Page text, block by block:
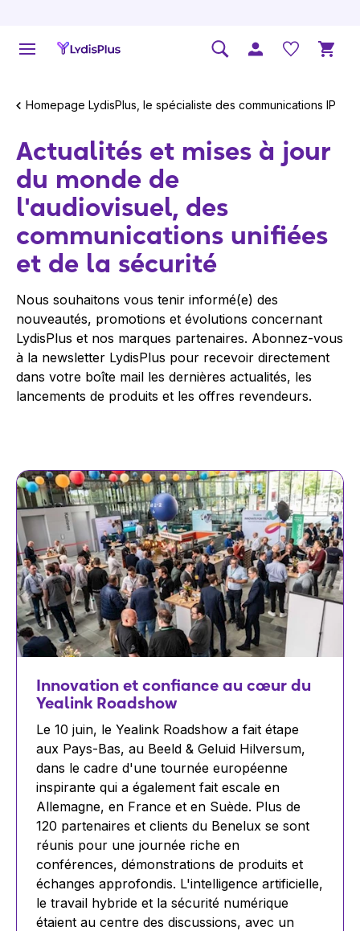
Homepage LydisPlus, le spécialiste des communications IP
Actualités et mises à jour
du monde de
l'audiovisuel, des
communications unifiées
et de la sécurité
Nous souhaitons vous tenir informé(e) des
nouveautés, promotions et évolutions concernant
LydisPlus et nos marques partenaires. Abonnez-vous
à la newsletter LydisPlus pour recevoir directement
dans votre boîte mail les dernières actualités, les
lancements de produits et les offres revendeurs.
Innovation et confiance au cœur du
Yealink Roadshow
Le 10 juin, le Yealink Roadshow a fait étape
aux Pays-Bas, au Beeld & Geluid Hilversum,
dans le cadre d'une tournée européenne
inspirante qui a également fait escale en
Allemagne, en France et en Suède. Plus de
120 partenaires et clients du Benelux se sont
réunis pour une journée riche en
conférences, démonstrations de produits et
échanges approfondis. L'intelligence artificielle,
le travail hybride et la sécurité numérique
étaient au centre des discussions, avec un